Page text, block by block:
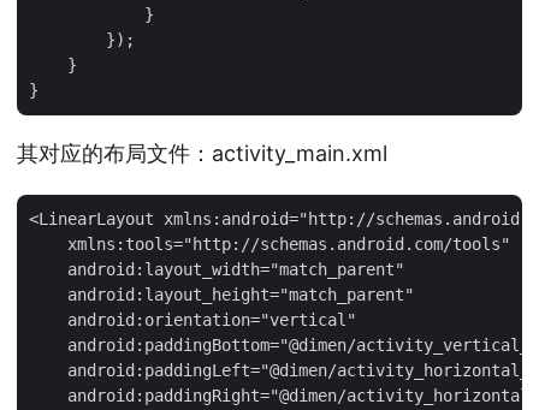
            }
        });
    }
其对应的布局文件：activity_main.xml
<LinearLayout xmlns:android="http://
    xmlns:tools="http://schemas.android.com/tools"
    android:layout_width="match_parent"
    android:layout_height="match_parent"
    android:orientation="vertical"
android:paddingBottom="@dimen/
android:paddingLeft="@dimen/
android:paddingRight="@dimen/